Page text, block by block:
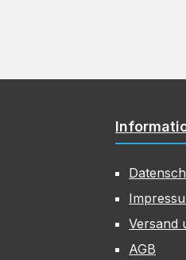
Versand
AGB